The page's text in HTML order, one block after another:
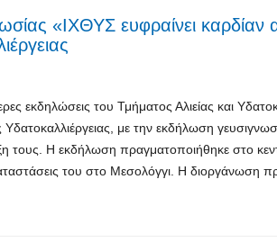
«ΙΧΘΥΣ ευφραίνει
εκδηλώσεις του Τμήματος Αλιείας και
με την εκδήλωση
τους. Η εκδήλωση πραγματοποιήθηκε στο
του στο Μεσολόγγι. Η διοργάνωση